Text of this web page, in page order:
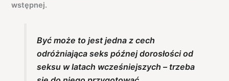
wstępnej.
Być może to jest jedna z cech
odróżniająca seks późnej dorosłości od
seksu w latach wcześniejszych – trzeba